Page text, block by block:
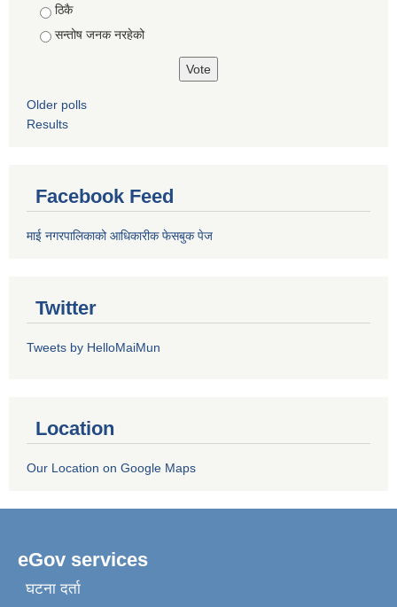
ठिकै
सन्तोष जनक नरहेको
Older polls
Results
Facebook Feed
माई नगरपालिकाको आधिकारीक फेसबुक पेज
Twitter
Tweets by HelloMaiMun
Location
Our Location on Google Maps
eGov services
घटना दर्ता